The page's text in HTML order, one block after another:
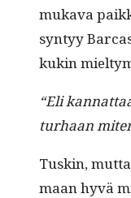
muka­va
syn­tyy
kukin
“Eli
turhaan
Tuskin,
maan hyvä